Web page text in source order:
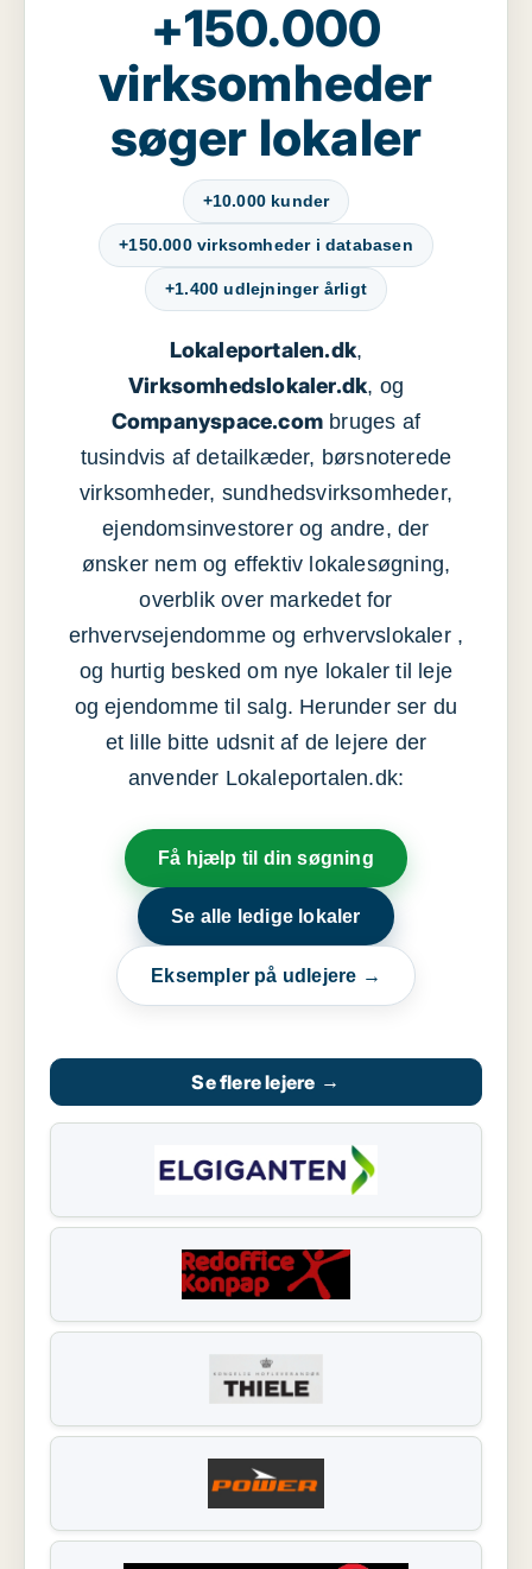
+150.000
virksomheder
søger lokaler
+10.000 kunder
+150.000 virksomheder i databasen
+1.400 udlejninger årligt
Lokaleportalen.dk,
Virksomhedslokaler.dk, og
Companyspace.com bruges af
tusindvis af detailkæder, børsnoterede
virksomheder, sundhedsvirksomheder,
ejendomsinvestorer og andre, der
ønsker nem og effektiv lokalesøgning,
overblik over markedet for
erhvervsejendomme og erhvervslokaler ,
og hurtig besked om nye lokaler til leje
og ejendomme til salg. Herunder ser du
et lille bitte udsnit af de lejere der
anvender Lokaleportalen.dk:
Få hjælp til din søgning
Se alle ledige lokaler
Eksempler på udlejere →
Se flere lejere →